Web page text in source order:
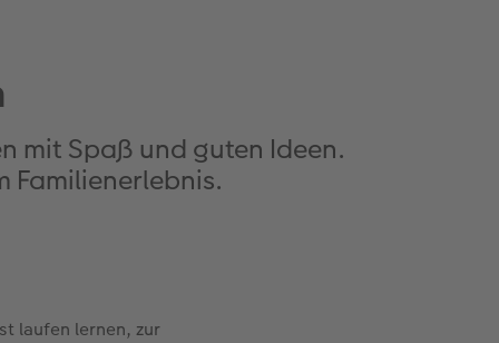
mit Spaß und guten Ideen.
Familienerlebnis.
laufen lernen, zur